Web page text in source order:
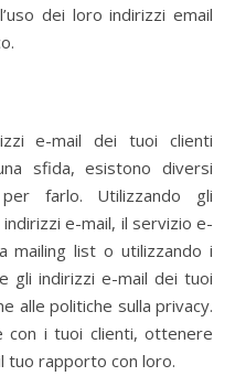
dei loro indirizzi email
e-mail dei tuoi clienti
sfida, esistono diversi
farlo. Utilizzando gli
e-mail, il servizio e-
mailing list o utilizzando i
gli indirizzi e-mail dei tuoi
alle politiche sulla privacy.
con i tuoi clienti, ottenere
tuo rapporto con loro.